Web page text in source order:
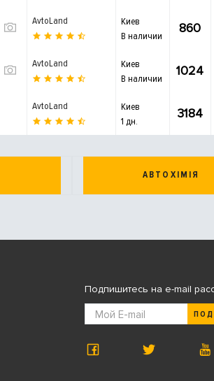
AvtoLand
Киев
В наличии
860
AvtoLand
Киев
В наличии
1024
AvtoLand
Киев
1 дн.
3184
АВТОХІМІЯ
Подпишитесь на e-mail